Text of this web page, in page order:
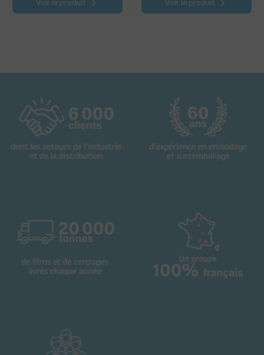
Voir le produit Voir le produit